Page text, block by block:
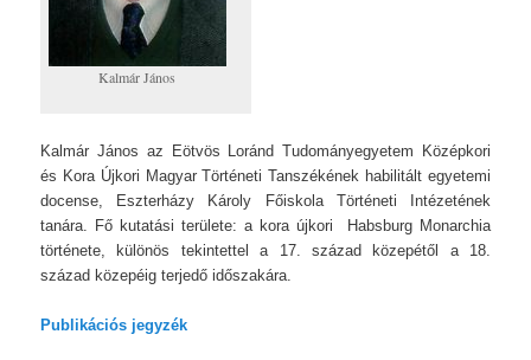
Kalmár János
Kalmár János az Eötvös Loránd Tudományegyetem Középkori
és Kora Újkori Magyar Történeti Tanszékének habilitált egyetemi
docense, Eszterházy Károly Főiskola Történeti Intézetének
tanára. Fő kutatási területe: a kora újkori Habsburg Monarchia
története, különös tekintettel a 17. század közepétől a 18.
század közepéig terjedő időszakára.
Publikációs jegyzék